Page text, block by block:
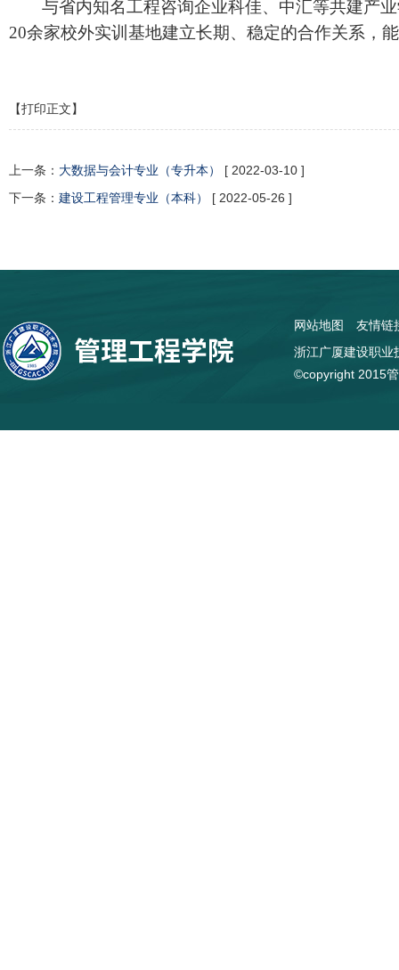
与省内知名工程咨询企业科佳、中汇等共建产
20余家校外实训基地建立长期、稳定的合作关系，
【打印正文】
上一条： 大数据与会计专业（专升本）
[ 2022-03-10 ]
下一条： 建设工程管理专业（本科） [ 2022-05-26 ]
网站地图
友情链
浙江广厦建设职
©copyright 2015